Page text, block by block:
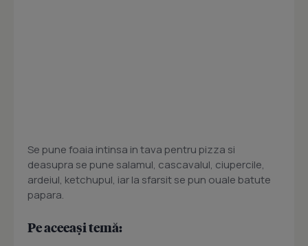
Se pune foaia intinsa in tava pentru pizza si
deasupra se pune salamul, cascavalul, ciupercile,
ardeiul, ketchupul, iar la sfarsit se pun ouale batute
papara.
Pe aceeași temă: